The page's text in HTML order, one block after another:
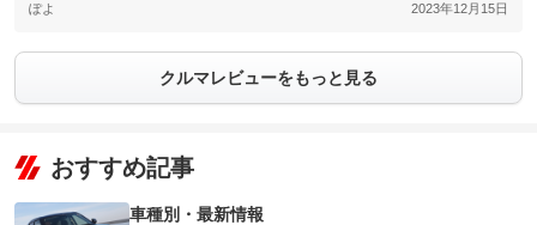
ぽよ 2023年12月15日
クルマレビューをもっと見る
おすすめ記事
車種別・最新情報